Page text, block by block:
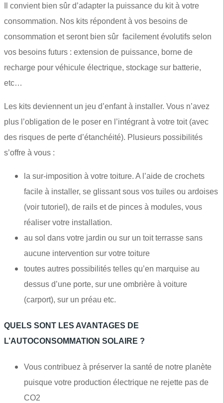
Il convient bien sûr d’adapter la puissance du kit à votre
consommation. Nos kits répondent à vos besoins de
consommation et seront bien sûr facilement évolutifs selon
vos besoins futurs : extension de puissance, borne de
recharge pour véhicule électrique, stockage sur batterie,
etc…
Les kits deviennent un jeu d’enfant à installer. Vous n’avez
plus l’obligation de le poser en l’intégrant à votre toit (avec
des risques de perte d’étanchéité). Plusieurs possibilités
s’offre à vous :
la sur-imposition à votre toiture. A l’aide de crochets
facile à installer, se glissant sous vos tuiles ou ardoises
(voir tutoriel), de rails et de pinces à modules, vous
réaliser votre installation.
au sol dans votre jardin ou sur un toit terrasse sans
aucune intervention sur votre toiture
toutes autres possibilités telles qu’en marquise au
dessus d’une porte, sur une ombrière à voiture
(carport), sur un préau etc.
QUELS SONT LES AVANTAGES DE
L’AUTOCONSOMMATION SOLAIRE ?
Vous contribuez à préserver la santé de notre planète
puisque votre production électrique ne rejette pas de
CO2